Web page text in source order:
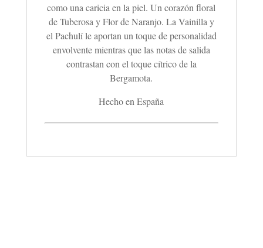
como una caricia en la piel. Un corazón floral
de Tuberosa y Flor de Naranjo. La Vainilla y
el Pachulí le aportan un toque de personalidad
envolvente mientras que las notas de salida
contrastan con el toque cítrico de la
Bergamota.
Hecho en España